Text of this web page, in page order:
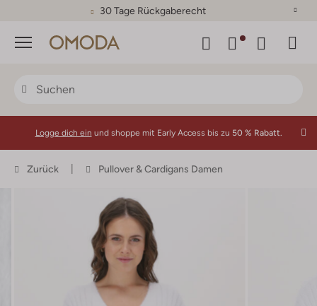
30 Tage Rückgaberecht
Menü
Logge dich ein und shoppe mit Early Access bis zu 50 % Rabatt.
Zurück Pullover & Cardigans Damen